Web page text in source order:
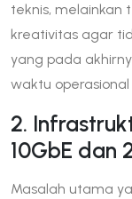
teknis,
kreativitas agar
yang pada
waktu
2.
10GbE dan
Masalah utama